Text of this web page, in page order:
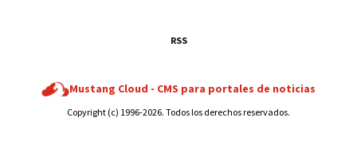
RSS
Mustang Cloud - CMS para portales de noticias
Copyright (c) 1996-2026. Todos los derechos reservados.